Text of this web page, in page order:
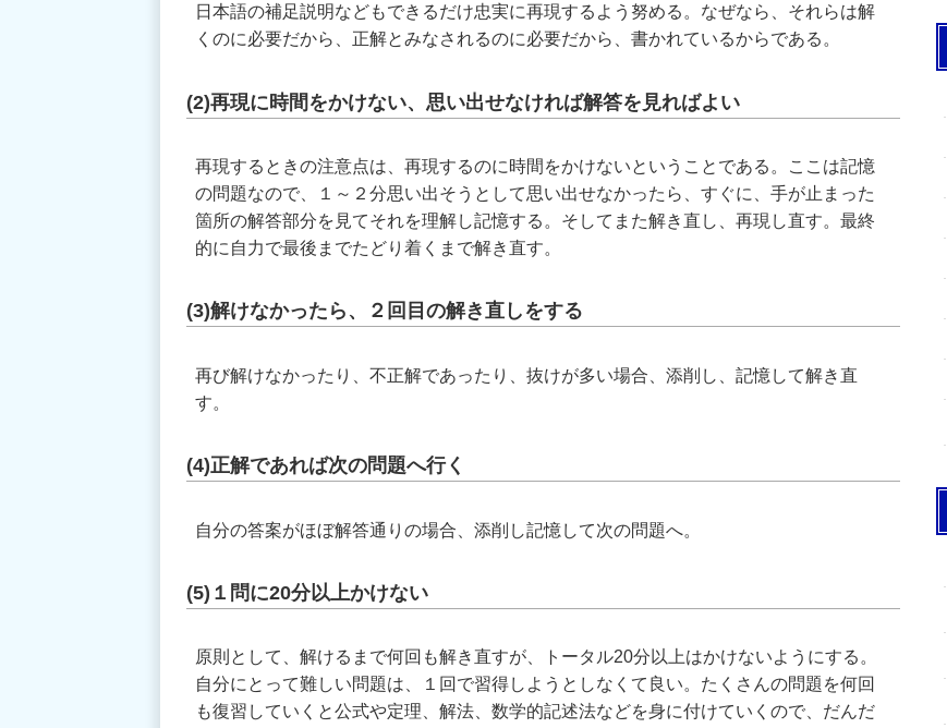
日本語の補足説明などもできるだけ忠実に再現するよう努める。なぜなら、それらは解
くのに必要だから、正解とみなされるのに必要だから、書かれているからである。
(2)再現に時間をかけない、思い出せなければ解答を見ればよい
再現するときの注意点は、再現するのに時間をかけないということである。ここは記憶
の問題なので、１～２分思い出そうとして思い出せなかったら、すぐに、手が止まった
箇所の解答部分を見てそれを理解し記憶する。そしてまた解き直し、再現し直す。最終
的に自力で最後までたどり着くまで解き直す。
(3)解けなかったら、２回目の解き直しをする
再び解けなかったり、不正解であったり、抜けが多い場合、添削し、記憶して解き直
す。
(4)正解であれば次の問題へ行く
自分の答案がほぼ解答通りの場合、添削し記憶して次の問題へ。
(5)１問に20分以上かけない
原則として、解けるまで何回も解き直すが、トータル20分以上はかけないようにする。
自分にとって難しい問題は、１回で習得しようとしなくて良い。たくさんの問題を何回
も復習していくと公式や定理、解法、数学的記述法などを身に付けていくので、だんだ